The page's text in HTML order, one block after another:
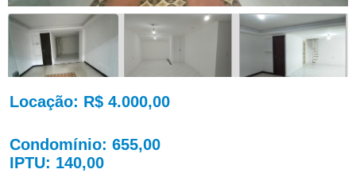
Locação: R$ 4.000,00
Condomínio: 655,00
IPTU: 140,00